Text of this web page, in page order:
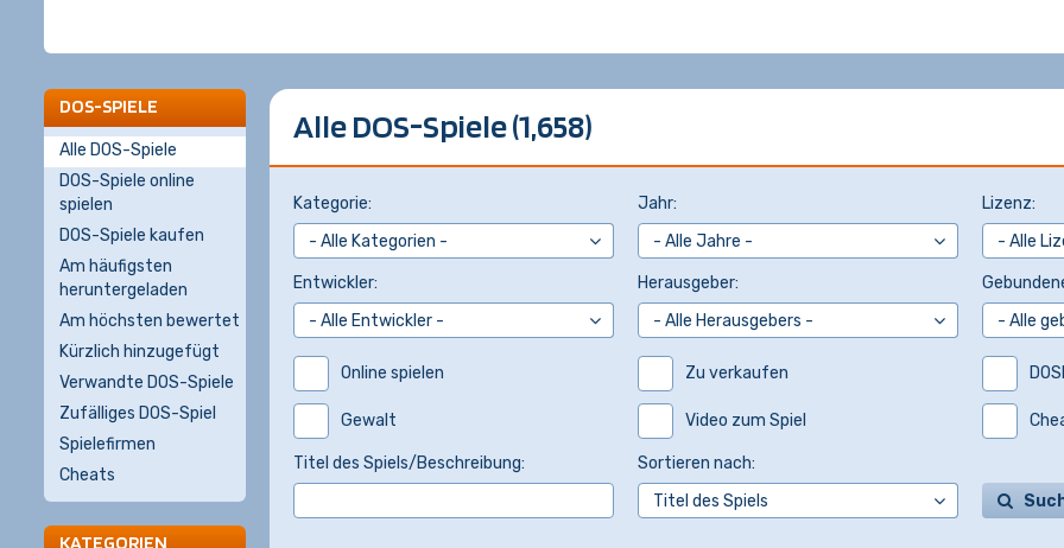
Alle DOS-Spiele (1,658)
Kategorie: Jahr: Lizenz:
Entwickler: Herausgeber:
Online spielen Zu verkaufen
Gewalt Video zum Spiel
Titel des Spiels/Beschreibung:
Sortieren nach:
DOS-SPIELE
Alle DOS-Spiele
DOS-Spiele online
spielen
DOS-Spiele kaufen
Am häufigsten
heruntergeladen
Am höchsten bewertet
Kürzlich hinzugefügt
Verwandte DOS-Spiele
Zufälliges DOS-Spiel
Spielefirmen
Cheats
KATEGORIEN